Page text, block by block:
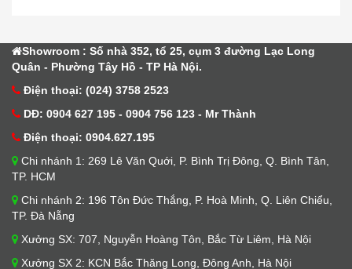
Showroom : Số nhà 352, tổ 25, cụm 3 đường Lạc Long
Quân - Phường Tây Hồ - TP Hà Nội.
Điện thoại: (024) 3758 2523
DĐ: 0904 627 195 - 0904 756 123 - Mr Thành
Điện thoại: 0904.627.195
Chi nhánh 1: 269 Lê Văn Quới, P. Bình Trị Đông, Q. Bình Tân,
TP. HCM
Chi nhánh 2: 196 Tôn Đức Thắng, P. Hoà Minh, Q. Liên Chiểu,
TP. Đà Nẵng
Xưởng SX: 707, Nguyễn Hoàng Tôn, Bắc Từ Liêm, Hà Nội
Xưởng SX 2: KCN Bắc Thăng Long, Đông Anh, Hà Nội